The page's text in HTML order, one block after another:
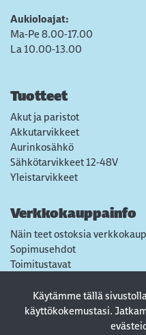
Käytämme tällä
käyttökokemustasi.
Aukioloajat:
Ma-Pe 8.00-17.00
La 10.00-13.00
Tuotteet
Akut ja paristot
Akkutarvikkeet
Aurinkosähkö
Sähkötarvikkeet 12-48V
Yleistarvikkeet
Verkkokauppainfo
Näin teet ostoksia
Sopimusehdot
Toimitustavat
Tietosuojaseloste
Usein kysytyt kysymykset